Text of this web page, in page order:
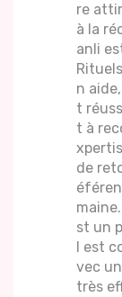
re
à la
anli
n
t
t à
de
st un
l est
vec
très